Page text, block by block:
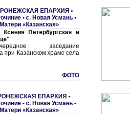
ЕПАРХИЯ •
• с. Hовая Усмань •
«Казанская»
Петербургская и
заседание
при Казанском храме села
ФОТО
ЕПАРХИЯ •
• с. Hовая Усмань •
«Казанская»